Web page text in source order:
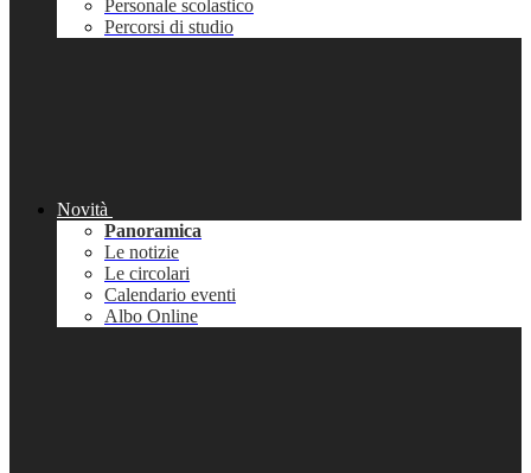
Personale scolastico
Percorsi di studio
Novità
Panoramica
Le notizie
Le circolari
Calendario eventi
Albo Online